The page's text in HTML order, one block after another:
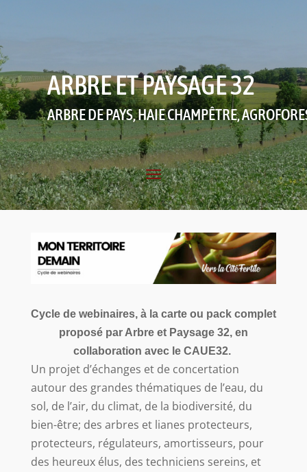
ARBRE ET PAYSAGE 32
ARBRE DE PAYS, HAIE CHAMPÊTRE,
Cycle de webinaires, à la carte ou pack complet
proposé par Arbre et Paysage 32, en
collaboration avec le CAUE32.
Un projet d’échanges et de concertation
autour des grandes thématiques de l’eau, du
sol, de l’air, du climat, de la biodiversité, du
bien-être; des arbres et lianes protecteurs,
protecteurs, régulateurs, amortisseurs, pour
des heureux élus, des techniciens sereins, et